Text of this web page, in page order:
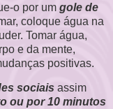
o por um gole de
coloque água na
Tomar água,
e da mente,
positivas.
sociais assim
ou por 10 minutos